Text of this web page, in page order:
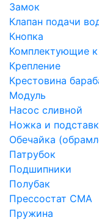
Замок
Клапан подачи
Кнопка
Комплектующие к
Крепление
Крестовина
Модуль
Насос сливной
Ножка и
Обечайка
Патрубок
Подшипники
Полубак
Прессостат СМА
Пружина